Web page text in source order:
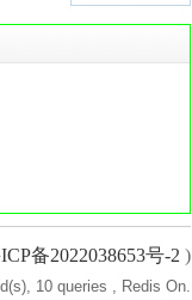
备2022038653号-2 )
10 queries , Redis On.